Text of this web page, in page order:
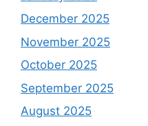
December 2025
November 2025
October 2025
September 2025
August 2025